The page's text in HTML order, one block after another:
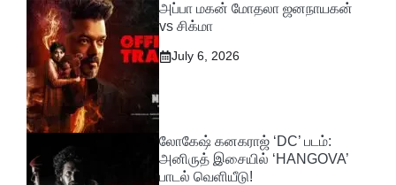
அப்பா மகன் மோதலா ஜனநாயகன்
vs சிக்மா
July 6, 2026
லோகேஷ் கனகராஜ் ‘DC’ படம்:
அனிருத் இசையில் ‘HANGOVA’
பாடல் வெளியீடு!